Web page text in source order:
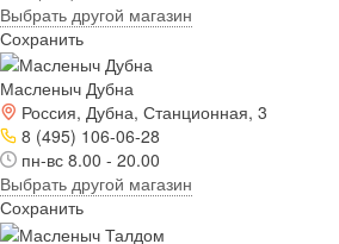
Выбрать другой магазин
Сохранить
Масленыч Дубна
Россия, Дубна, Станционная, 3
8 (495) 106-06-28
пн-вс 8.00 - 20.00
Выбрать другой магазин
Сохранить